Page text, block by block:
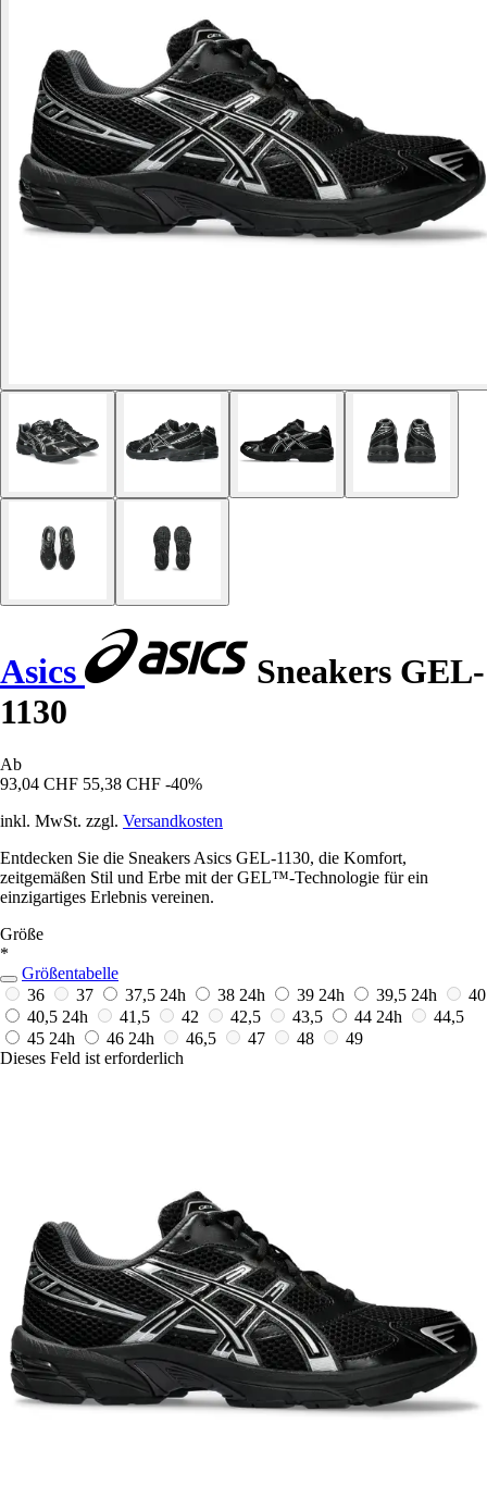
Asics
Sneakers GEL-
1130
Ab
93,04 CHF 55,38 CHF -40%
inkl. MwSt. zzgl. Versandkosten
Entdecken Sie die Sneakers Asics GEL-1130, die Komfort,
zeitgemäßen Stil und Erbe mit der GEL™-Technologie für ein
einzigartiges Erlebnis vereinen.
Größe
*
Größentabelle
36
37 37,5 24h 38 24h 39 24h 39,5 24h
40
40,5 24h 41,5 42 42,5 43,5 44 24h
44,5
45 24h 46 24h 46,5 47 48
49
Dieses Feld ist erforderlich